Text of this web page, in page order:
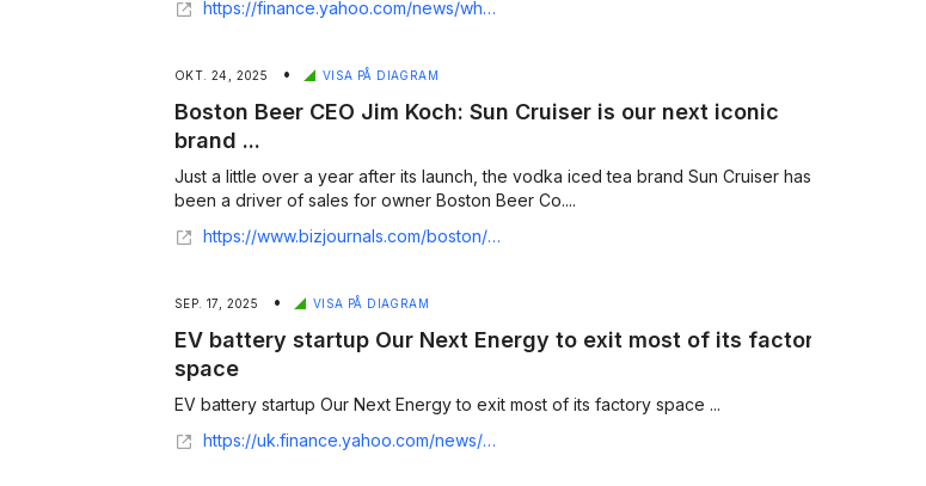
https://finance.yahoo.com/news/whoop-ceo-after-raising-575-million-our-next-step-is-an-ipo-160340411.html
OKT. 24, 2025 • VISA PÅ DIAGRAM
Boston Beer CEO Jim Koch: Sun Cruiser is our next iconic
brand ...
Just a little over a year after its launch, the vodka iced tea brand Sun Cruiser has
been a driver of sales for owner Boston Beer Co....
https://www.bizjournals.com/boston/news/2025/10/24/boston-beer-sees-drink-as-its-next-iconic-brand.html
SEP. 17, 2025 • VISA PÅ DIAGRAM
EV battery startup Our Next Energy to exit most of its factory
space
EV battery startup Our Next Energy to exit most of its factory space ...
https://uk.finance.yahoo.com/news/ev-battery-startup-next-energy-182557392.html